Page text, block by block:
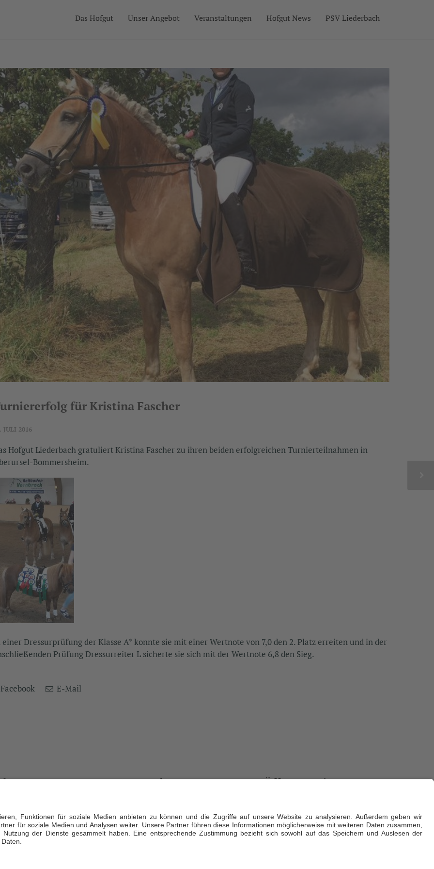
Das Hofgut Unser Angebot Veranstaltungen Hofgut News PSV Liederbach
für Kristina Fascher
JULI 2016
Hofgut Liederbach gratuliert Kristina Fascher zu ihren beiden erfolgreichen Turnierteilnahmen in
Bommersheim.
Dressurprüfung der Klasse A* konnte sie mit einer Wertnote von 7,0 den 2. Platz erreiten und in der
Prüfung Dressurreiter L sicherte sie sich mit der Wertnote 6,8 den Sieg.
E-Mail
2
Ansprechpartner
T +49 173 5941929
Öffnungszeiten
22:00 Uhr
Winter: Montag bis Freitag von 7:00 bis